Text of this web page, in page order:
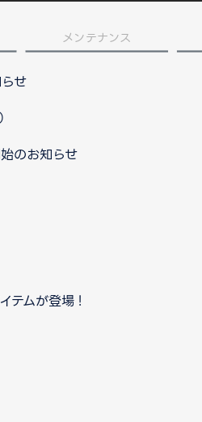
メンテナンス
せ
のお知らせ
テムが登場！